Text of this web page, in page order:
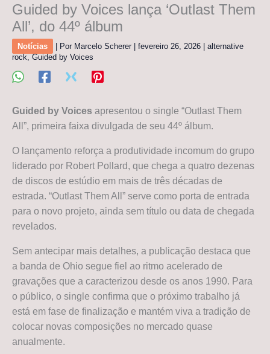
Guided by Voices lança ‘Outlast Them
All’, do 44º álbum
Notícias | Por Marcelo Scherer | fevereiro 26, 2026 | alternative
rock,Guided by Voices
Guided by Voices apresentou o single “Outlast Them
All”, primeira faixa divulgada de seu 44º álbum.
O lançamento reforça a produtividade incomum do grupo
liderado por Robert Pollard, que chega a quatro dezenas
de discos de estúdio em mais de três décadas de
estrada. “Outlast Them All” serve como porta de entrada
para o novo projeto, ainda sem título ou data de chegada
revelados.
Sem antecipar mais detalhes, a publicação destaca que
a banda de Ohio segue fiel ao ritmo acelerado de
gravações que a caracterizou desde os anos 1990. Para
o público, o single confirma que o próximo trabalho já
está em fase de finalização e mantém viva a tradição de
colocar novas composições no mercado quase
anualmente.